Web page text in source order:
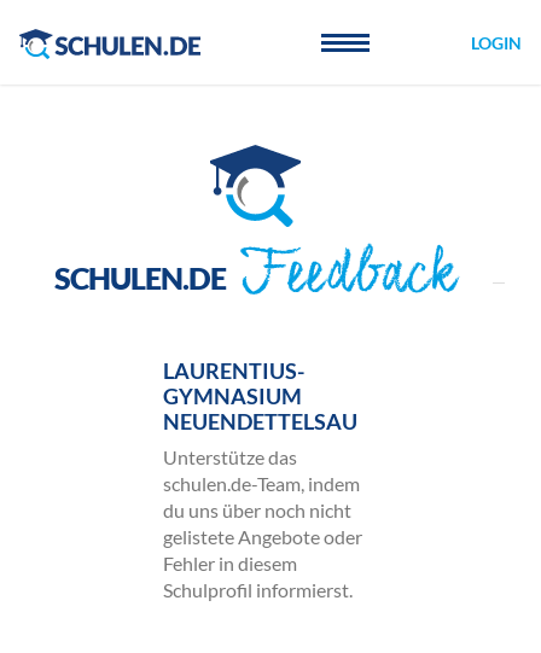
LOGIN
SCHULEN.DE Feedback
LAURENTIUS-
GYMNASIUM
NEUENDETTELSAU
Unterstütze das
schulen.de-Team, indem
du uns über noch nicht
gelistete Angebote oder
Fehler in diesem
Schulprofil informierst.